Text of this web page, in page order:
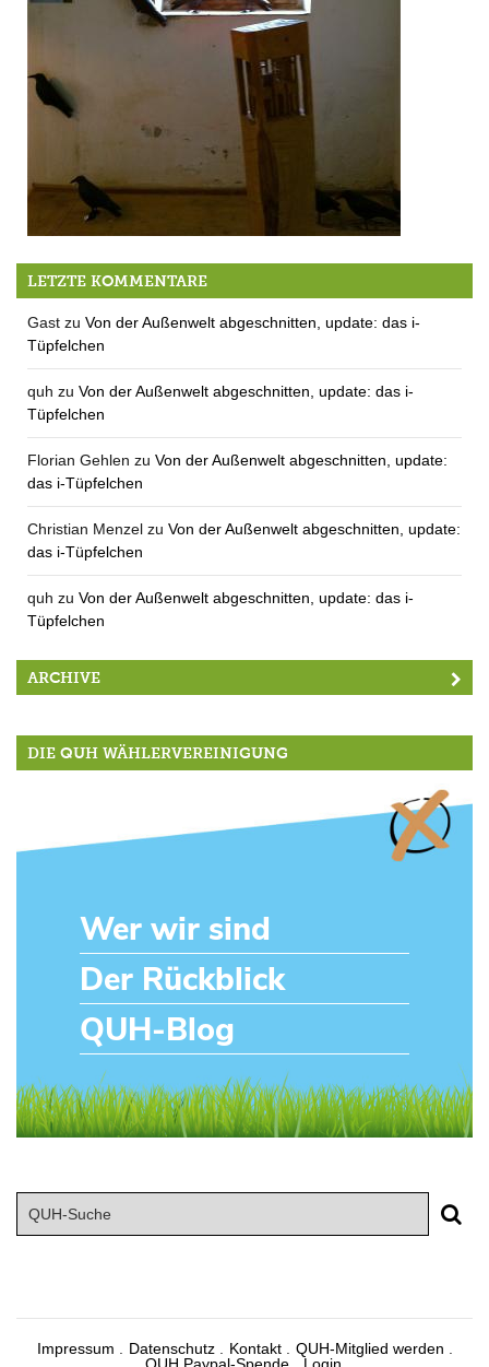
Tatütata – am Samstag wird’s laut und blinkt
LETZTE KOMMENTARE
Gast zu Von der Außenwelt abgeschnitten, update: das i-
Tüpfelchen
quh zu Von der Außenwelt abgeschnitten, update: das i-
Tüpfelchen
Florian Gehlen zu Von der Außenwelt abgeschnitten, update:
das i-Tüpfelchen
Christian Menzel zu Von der Außenwelt abgeschnitten, update:
das i-Tüpfelchen
quh zu Von der Außenwelt abgeschnitten, update: das i-
Tüpfelchen
ARCHIVE
DIE QUH WÄHLERVEREINIGUNG
Wer wir sind
Der Rückblick
QUH-Blog
Impressum Datenschutz Kontakt
QUH-Mitglied werden
QUH Paypal-Spende
Login